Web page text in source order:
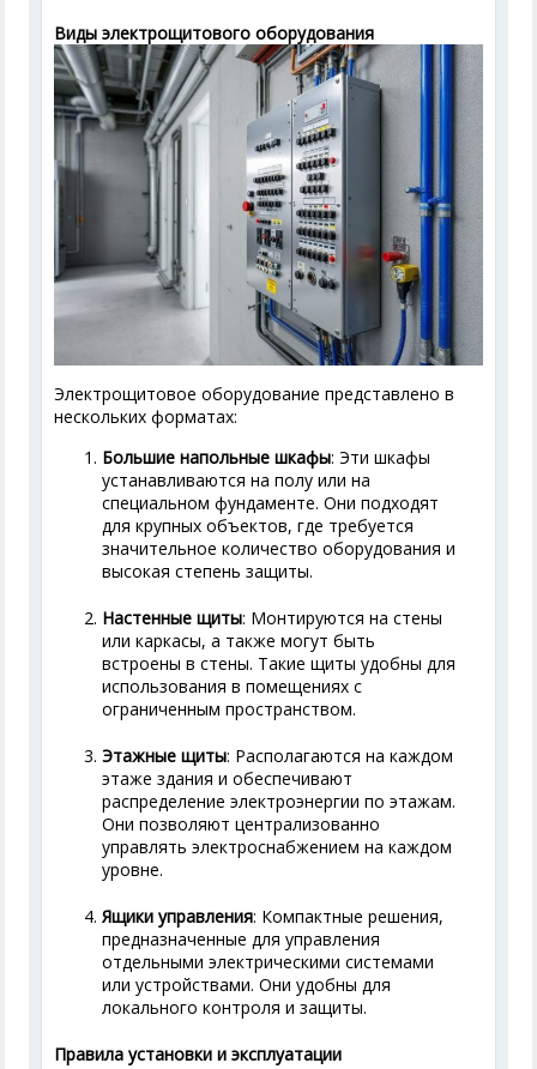
Виды электрощитового оборудования
Электрощитовое оборудование представлено в
нескольких форматах:
Большие напольные шкафы: Эти шкафы
устанавливаются на полу или на
специальном фундаменте. Они подходят
для крупных объектов, где требуется
значительное количество оборудования и
высокая степень защиты.
Настенные щиты: Монтируются на стены
или каркасы, а также могут быть
встроены в стены. Такие щиты удобны для
использования в помещениях с
ограниченным пространством.
Этажные щиты: Располагаются на каждом
этаже здания и обеспечивают
распределение электроэнергии по этажам.
Они позволяют централизованно
управлять электроснабжением на каждом
уровне.
Ящики управления: Компактные решения,
предназначенные для управления
отдельными электрическими системами
или устройствами. Они удобны для
локального контроля и защиты.
Правила установки и эксплуатации